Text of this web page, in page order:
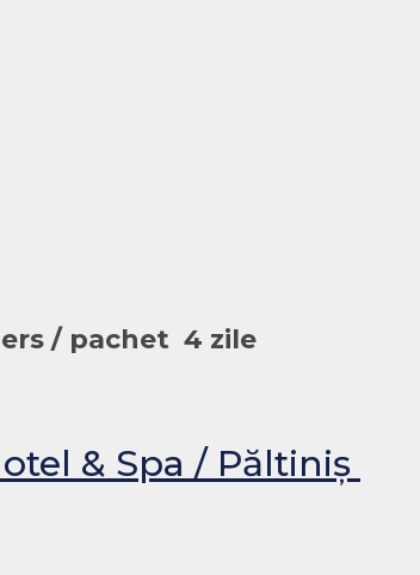
/ pachet 4 zile
& Spa / Păltiniș